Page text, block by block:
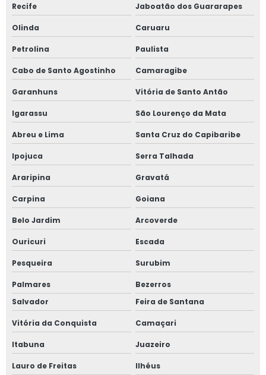
Sistema de ventilação para amônia
Teste de estanqueidade em vasos de pressão
Teste de estanqueidade em vasos de pressão valor
Teste hidrostático em vasos de pressão
Treinamento de nr 10
Treinamento de nr 10 mato grosso do sul
Treinamento de nr 10 valor
Treinamento nr 10 para empresa
Treinamento nr 12
Treinamento nr 12 para empresa
Treinamento nr 12 preço
Treinamento nr 13 para empresa
Treinamentos de nr 13
Recife
Jaboatão dos Guararapes
Olinda Caruaru
Petrolina Paulista
Cabo de Santo Agostinho Camaragibe
Garanhuns Vitória de Santo Antão
Igarassu São Lourenço da Mata
Abreu e Lima Santa Cruz do Capibaribe
Ipojuca Serra Talhada
Araripina Gravatá
Carpina Goiana
Belo Jardim Arcoverde
Ouricuri Escada
Pesqueira Surubim
Palmares
Bezerros
Salvador
Feira de Santana
Vitória da Conquista Camaçari
Itabuna Juazeiro
Lauro de Freitas Ilhéus